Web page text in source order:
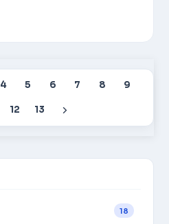
4 5 6 7 8 9
12 13
18